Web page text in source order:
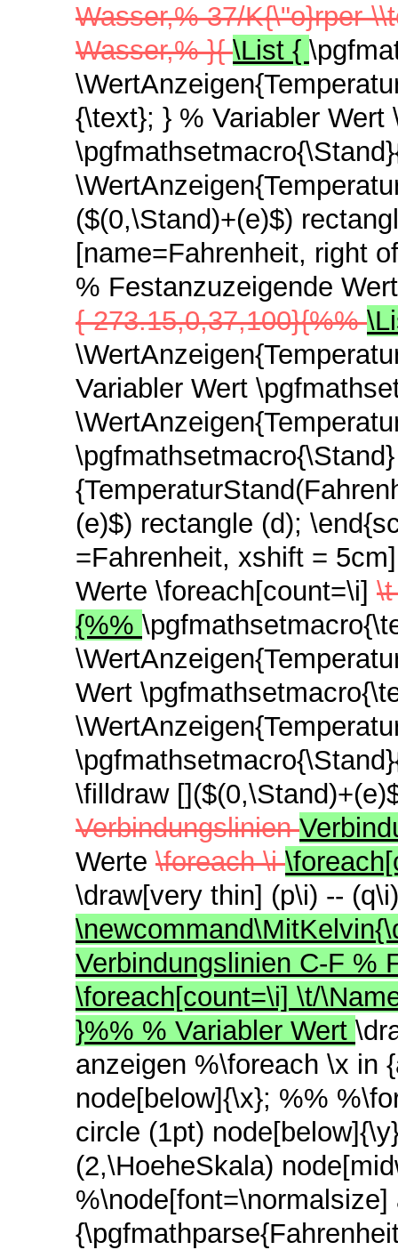
Wasser,% 37/K{\"o}rper-
Wasser,% }{\List {
{\text}; } % Variabler
($(0,\Stand)+(e)$)
[name=Fahrenheit, right
% Festanzuzeigende
{-273.15,0,37,100}{%%
Variabler Wert
\pgfmathsetmacro{\Stand}
(e)$) rectangle (d);
=Fahrenheit, xshift =
Werte \foreach[count=\i]
{%%
Wert
\filldraw
Verbindungslinien
Werte \foreach \i
\draw[very thin] (p\i) --
Verbindungslinien C-F %
\foreach[count=\i] \t/
}%% % Variabler Wert
anzeigen %\foreach \x in
node[below]{\x}; %%
circle (1pt)
(2,\HoeheSkala)
%\node[font=\normalsize]